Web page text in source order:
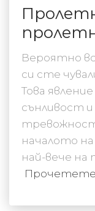
Вероятно
си сте
Това
сънливост
началото
най-вече на
Прочетете